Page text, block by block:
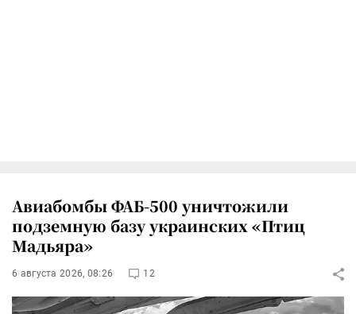
Авиабомбы ФАБ-500 уничтожили
подземную базу украинских «Птиц
Мадьяра»
6 августа 2026, 08:26 12